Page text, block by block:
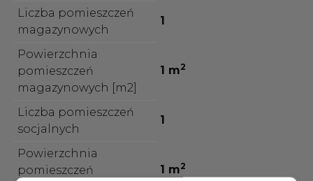
Liczba pomieszczeń
magazynowych
1
Powierzchnia
pomieszczeń
magazynowych [m2]
1 m2
Liczba pomieszczeń
socjalnych
1
Powierzchnia
pomieszczeń
1 m2